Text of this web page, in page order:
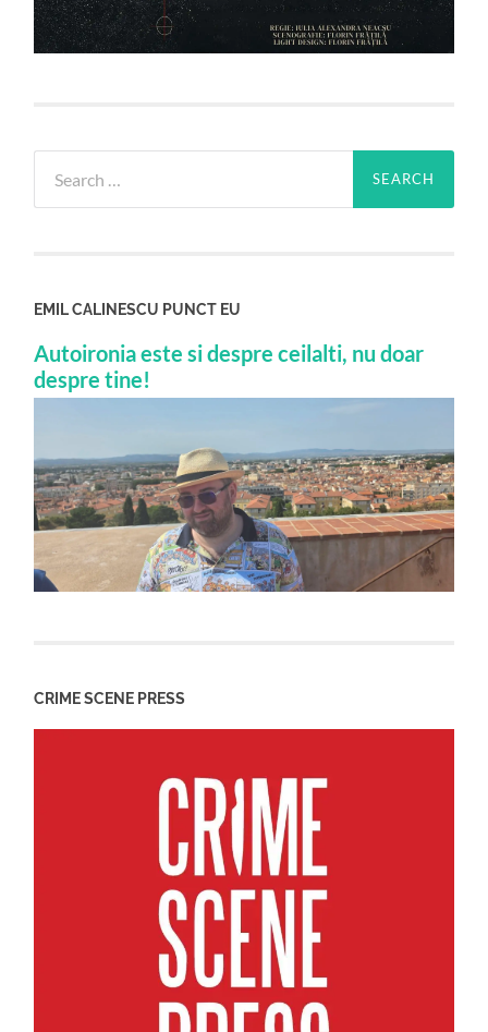
for:
EMIL CALINESCU PUNCT EU
Autoironia este si despre ceilalti, nu doar
despre tine!
CRIME SCENE PRESS